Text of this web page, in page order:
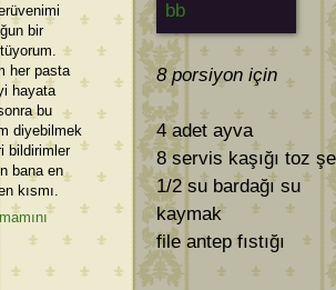
8 porsiyon için
4 adet ayva
8 servis kaşığı toz
1/2 su bardağı su
kaymak
file antep fıstığı
bir
her pasta
hayata
bu
diyebilmek
bildirimler
bana en
kısmı.